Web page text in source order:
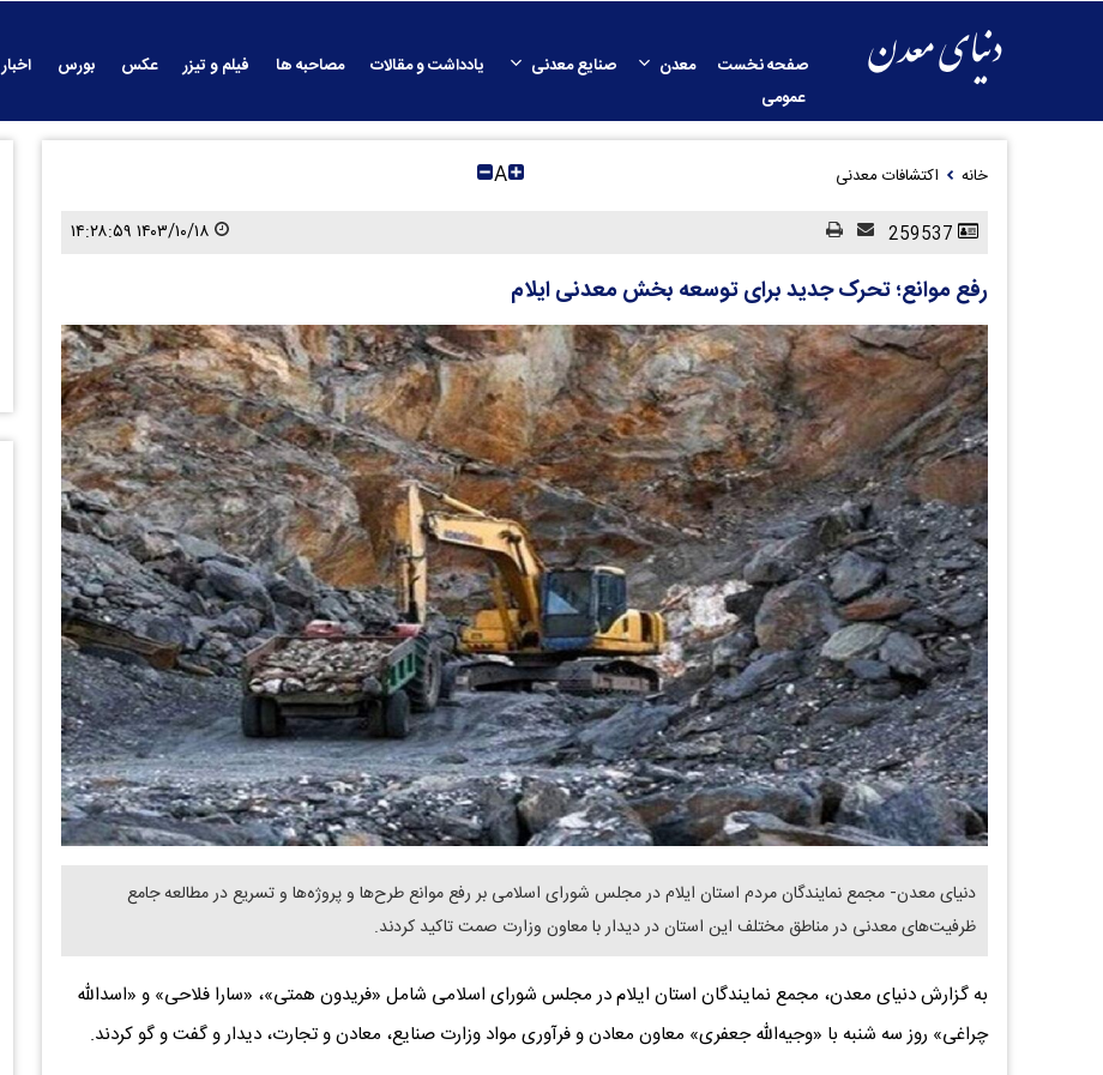
صفحه نخست معدن صنایع معدنی یادداشت و مقالات مصاحبه ها فیلم و تیزر عکس بورس
عمومی
خانه اکتشافات معدنی A
۱۴۰۳/۱۰/۱۸ ۱۴:۲۸:۵۹
رفع موانع؛ تحرک جدید برای توسعه بخش معدنی ایلام
دنیای معدن- مجمع نمایندگان مردم استان ایلام در مجلس شورای اسلامی بر رفع موانع طرح‌ها و پروژه‌ها و تسریع در مطالعه جامع
ظرفیت‌های معدنی در مناطق مختلف این استان در دیدار با معاون وزارت صمت تاکید کردند.
به گزارش دنیای معدن، مجمع نمایندگان استان ایلام در مجلس شورای اسلامی شامل «فریدون همتی»، «سارا فلاحی» و «اسدالله
چراغی» روز سه شنبه با «وجیه‌الله جعفری» معاون معادن و فرآوری مواد وزارت صنایع، معادن و تجارت، دیدار و گفت و گو کردند.